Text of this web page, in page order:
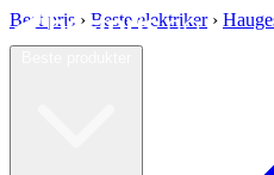
Best pris › Beste elektriker ›